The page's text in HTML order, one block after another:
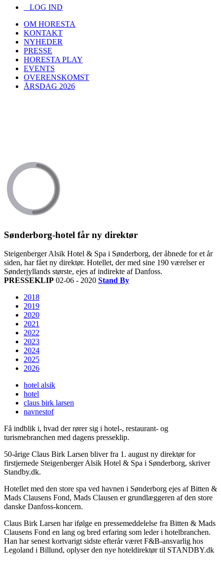
LOG IND
OM HORESTA
KONTAKT
NYHEDER
PRESSE
HORESTA PLAY
EVENTS
OVERENSKOMST
ÅRSDAG 2026
Sønderborg-hotel får ny direktør
Steigenberger Alsik Hotel & Spa i Sønderborg, der åbnede for et år
siden, har fået ny direktør. Hotellet, der med sine 190 værelser er
Sønderjyllands største, ejes af indirekte af Danfoss.
PRESSEKLIP 02-06 - 2020 Stand By
2018
2019
2020
2021
2022
2023
2024
2025
2026
hotel alsik
hotel
claus birk larsen
navnestof
Få indblik i, hvad der rører sig i hotel-, restaurant- og
turismebranchen med dagens presseklip.
50-årige Claus Birk Larsen bliver fra 1. august ny direktør for
firstjernede Steigenberger Alsik Hotel & Spa i Sønderborg, skriver
Standby.dk.
Hotellet med den store spa ved havnen i Sønderborg ejes af Bitten &
Mads Clausens Fond, Mads Clausen er grundlæggeren af den store
danske Danfoss-koncern.
Claus Birk Larsen har ifølge en pressemeddelelse fra Bitten & Mads
Clausens Fond en lang og bred erfaring som leder i hotelbranchen.
Han har senest kortvarigt sidste efterår været F&B-ansvarlig hos
Legoland i Billund, oplyser den nye hoteldirektør til STANDBY.dk